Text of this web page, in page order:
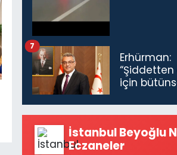
Erhürman:
“Şiddetten
için
7
İstanbul Beyoğlu
Eczaneler